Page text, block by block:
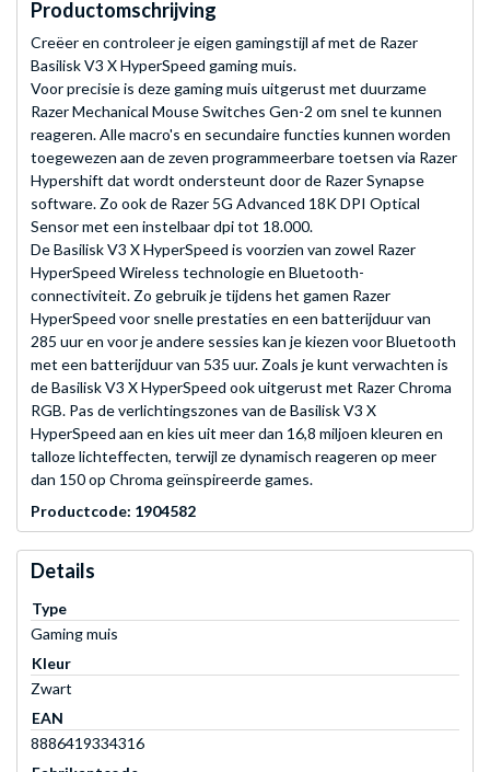
Productomschrijving
Creëer en controleer je eigen gamingstijl af met de Razer
Basilisk V3 X HyperSpeed gaming muis.
Voor precisie is deze gaming muis uitgerust met duurzame
Razer Mechanical Mouse Switches Gen-2 om snel te kunnen
reageren. Alle macro's en secundaire functies kunnen worden
toegewezen aan de zeven programmeerbare toetsen via Razer
Hypershift dat wordt ondersteunt door de Razer Synapse
software. Zo ook de Razer 5G Advanced 18K DPI Optical
Sensor met een instelbaar dpi tot 18.000.
De Basilisk V3 X HyperSpeed is voorzien van zowel Razer
HyperSpeed Wireless technologie en Bluetooth-
connectiviteit. Zo gebruik je tijdens het gamen Razer
HyperSpeed voor snelle prestaties en een batterijduur van
285 uur en voor je andere sessies kan je kiezen voor Bluetooth
met een batterijduur van 535 uur. Zoals je kunt verwachten is
de Basilisk V3 X HyperSpeed ook uitgerust met Razer Chroma
RGB. Pas de verlichtingszones van de Basilisk V3 X
HyperSpeed aan en kies uit meer dan 16,8 miljoen kleuren en
talloze lichteffecten, terwijl ze dynamisch reageren op meer
dan 150 op Chroma geïnspireerde games.
Productcode: 1904582
Details
Type
Gaming muis
Kleur
Zwart
EAN
8886419334316